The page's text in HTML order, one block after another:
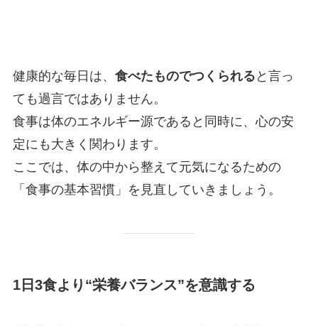
健康的な毎日は、 食べたものでつくられる と言っ
ても過言ではありません。
食事は体のエネルギー源であると同時に、心の安
定にも大きく関わります。
ここでは、体の中から整えて元気になるための
「食事の基本習慣」を見直していきましょう。
1日3食より“栄養バランス”を意識する